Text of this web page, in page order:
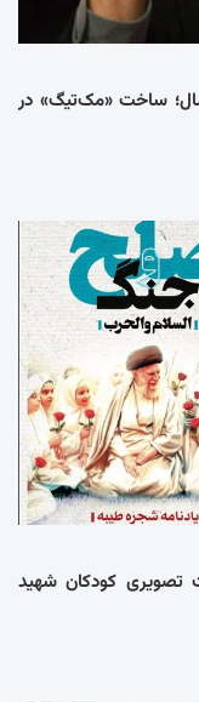
دنی دویتو به کارگردانی پس از ۲۳ سال؛ ساخت «مک‌تیگ» در
تصویری کودکان شهید